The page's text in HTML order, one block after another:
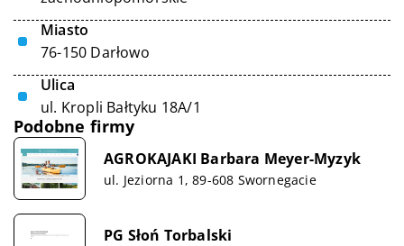
Miasto
76-150 Darłowo
Ulica
ul. Kropli Bałtyku 18A/1
Podobne firmy
AGROKAJAKI Barbara Meyer-Myzyk
ul. Jeziorna 1, 89-608 Swornegacie
PG Słoń Torbalski